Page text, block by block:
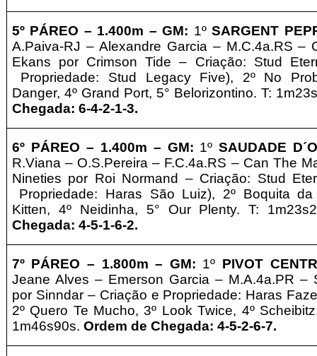
5º PÁREO – 1.400m – GM: 1ºSARGENT
A.Paiva-RJ – Alexandre Garcia – M.C.4a.RS –
Ekans por Crimson Tide – Criação: Stud
Propriedade: Stud Legacy Five), 2º No
Danger, 4º Grand Port, 5° Belorizontino. T:
Chegada: 6-4-2-1-3.
6º PÁREO – 1.400m – GM: 1ºSAUDADE
R.Viana – O.S.Pereira – F.C.4a.RS – Can The
Nineties por Roi Normand – Criação: Stud
Propriedade: Haras São Luiz), 2º Boquita
Kitten, 4º Neidinha, 5° Our Plenty. T:
Chegada: 4-5-1-6-2.
7º PÁREO – 1.800m – GM: 1º PIVOT
Jeane Alves – Emerson Garcia – M.A.4a.PR –
por Sinndar – Criação e Propriedade: Haras
2º Quero Te Mucho, 3º Look Twice, 4º
1m46s90s. Ordem de Chegada: 4-5-2-6-7.